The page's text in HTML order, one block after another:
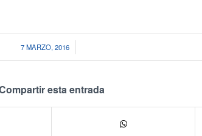
7 MARZO, 2016
/
esta entrada